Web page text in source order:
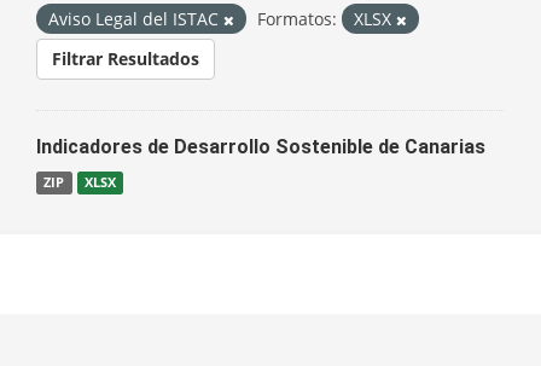
Aviso Legal del ISTAC
Formatos:
XLSX
Filtrar Resultados
Indicadores de Desarrollo Sostenible de Canarias
ZIP XLSX